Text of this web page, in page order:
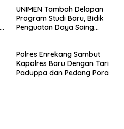
UNIMEN Tambah Delapan
Program Studi Baru, Bidik
Penguatan Daya Saing
Polres Enrekang Sambut
Kapolres Baru Dengan Tari
Paduppa dan Pedang Pora